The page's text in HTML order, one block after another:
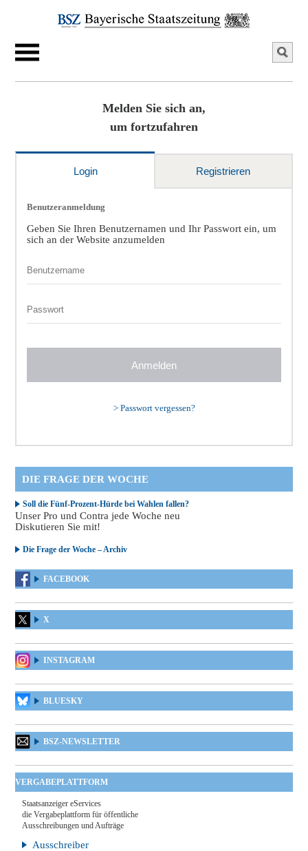
Melden Sie sich an,
um fortzufahren
Login Registrieren
Benutzeranmeldung
Geben Sie Ihren Benutzernamen und Ihr Passwort ein, um
sich an der Website anzumelden
> Passwort vergessen?
DIE FRAGE DER WOCHE
Soll die Fünf-Prozent-Hürde bei Wahlen fallen?
Unser Pro und Contra jede Woche neu
Diskutieren Sie mit!
Die Frage der Woche – Archiv
FACEBOOK
X
INSTAGRAM
BLUESKY
BSZ-NEWSLETTER
VERGABEPLATTFORM
Staatsanzeiger eServices
die Vergabeplattform für öffentliche
Ausschreibungen und Aufträge
Ausschreiber